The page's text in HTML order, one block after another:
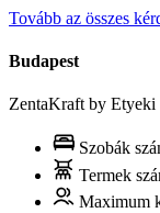
Tovább az összes
Budapest
ZentaKraft by Etyeki
Szobák
Termek
Maximum